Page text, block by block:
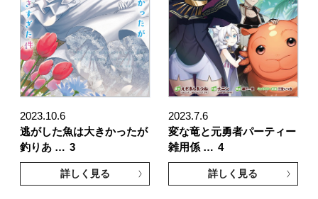
2023.10.6
逃がした魚は大きかったが
釣りあ … 3
詳しく見る
2023.7.6
変な竜と元勇者パーティー
雑用係 … 4
詳しく見る